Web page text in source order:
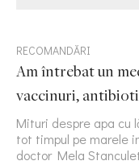
RECOMANDĂRI
Am întrebat un
vaccinuri,
Mituri despre apa cu
tot timpul pe marele
doctor Mela